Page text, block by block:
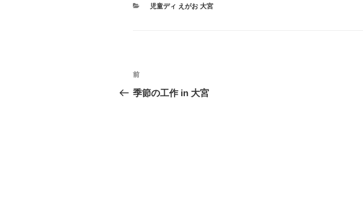
カ
児童ディ えがお 大宮
投
稿
過
去
前
季節の工作 in 大宮